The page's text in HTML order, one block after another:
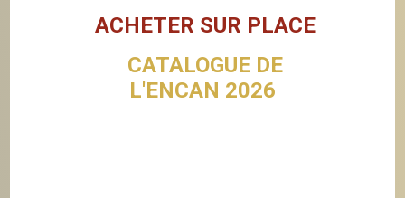
ACHETER SUR PLACE
CATALOGUE DE
L'ENCAN 2026